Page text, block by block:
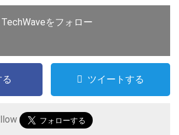
TechWaveをフォロー
ツイートする